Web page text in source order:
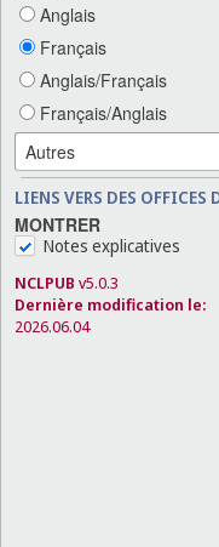
Anglais
Français
Anglais/Français
Français/Anglais
LIENS VERS DES OFFICES
MONTRER
Notes explicatives
NCLPUB v5.0.3
Dernière modification le:
2026.06.04